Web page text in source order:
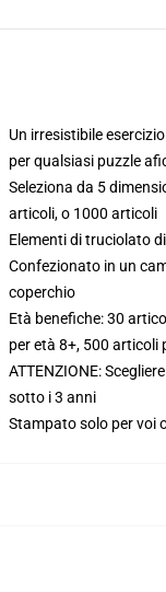
Un irresistibile
per qualsiasi puzzle
Seleziona da 5
articoli, o 1000 articoli
Elementi di truciolato
Confezionato in un
coperchio
Età benefiche: 30
per età 8+, 500 articoli
ATTENZIONE:
sotto i 3 anni
Stampato solo per voi